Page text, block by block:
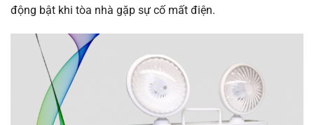
động bật khi tòa nhà gặp sự cố mất điện.